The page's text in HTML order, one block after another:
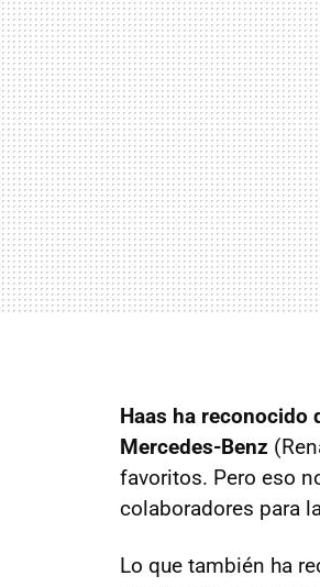
Haas ha reconocido
Mercedes-Benz
favoritos. Pero eso
colaboradores para
Lo que también ha